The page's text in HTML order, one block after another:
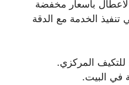
باسعار مخفضة
تنفيذ الخدمة مع الدقة
للتكيف المركزي.
في البيت.